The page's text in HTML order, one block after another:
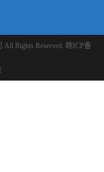
Rights Reserved. 皖ICP备